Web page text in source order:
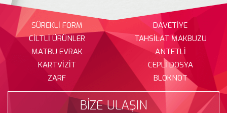
SÜREKLİ FORM
CİLTLİ ÜRÜNLER
MATBU EVRAK
KARTVİZİT
ZARF
DAVETİYE
TAHSİLAT MAKBUZU
ANTETLİ
CEPLİ DOSYA
BLOKNOT
BİZE ULAŞIN